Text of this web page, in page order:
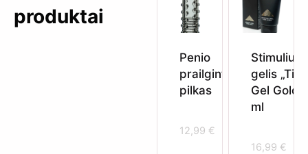
produktai
Penio
prailgintojas,
pilkas
12,99 €
gelis
Gel
ml
16,99 €